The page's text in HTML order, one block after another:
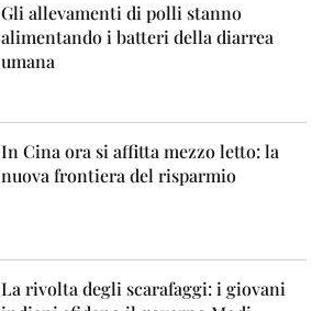
Gli allevamenti di polli stanno
alimentando i batteri della diarrea
umana
In Cina ora si affitta mezzo letto: la
nuova frontiera del risparmio
La rivolta degli scarafaggi: i giovani